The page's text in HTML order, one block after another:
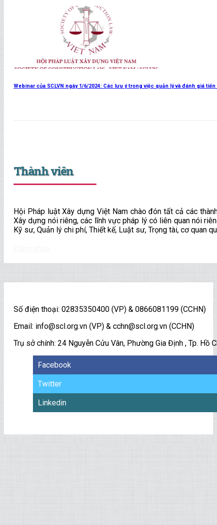
Webinar của SCLVN ngày 1/6/2024: Các lưu ý trong việc quản lý và đánh giá
Thành viên
Hội Pháp luật Xây dựng Việt Nam chào đón tất cả các
Xây dựng nói riêng, các lĩnh vực pháp lý có liên quan nói
Kỹ sư, Quản lý chi phí, Thiết kế, Luật sư, Trọng tài, cơ quan
Số điện thoại: 02835350400 (VP) & 0866081199 (CCHN)
Email: info@scl.org.vn (VP) & cchn@scl.org.vn (CCHN)
Trụ sở chính: 24 Nguyễn Cửu Vân, Phường Gia Định , Tp. Hồ
Facebook
Twitter
Linkedin